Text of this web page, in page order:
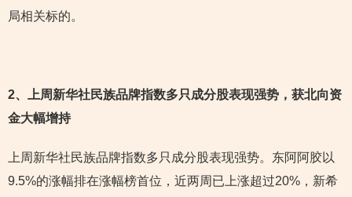
局相关标的。
2、上周新华社民族品牌指数多只成分股表现强势，获北向资
金大幅增持
上周新华社民族品牌指数多只成分股表现强势。东阿阿胶以
9.5%的涨幅排在涨幅榜首位，近两周已上涨超过20%，新希